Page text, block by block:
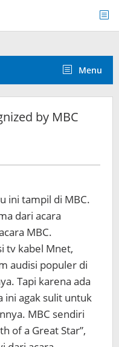
Menu
by MBC
ini tampil di MBC.
dari acara
MBC.
tv kabel Mnet,
audisi populer di
Tapi karena ada
ini agak sulit untuk
MBC sendiri
of a Great Star”,